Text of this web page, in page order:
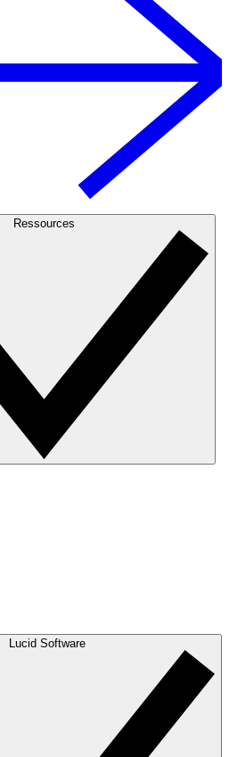
Ressources
Lucid Software